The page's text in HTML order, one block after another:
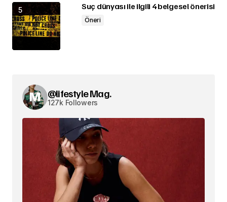
Suç dünyası ile ilgili 4 belgesel önerisi
Öneri
@lifestyle Mag.
127k Followers